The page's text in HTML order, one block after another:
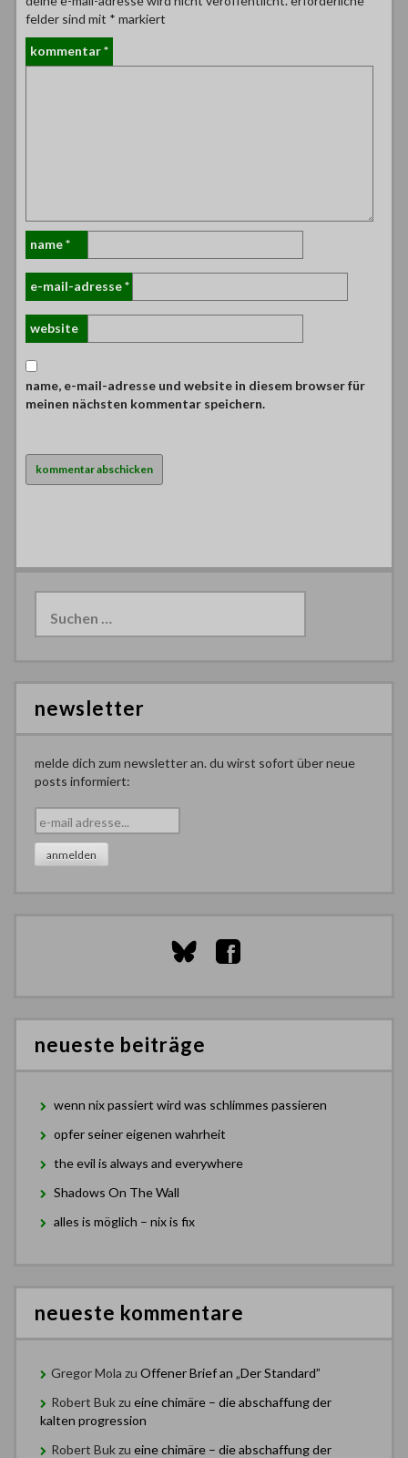
felder sind mit * markiert
kommentar*
name*
e-mail-adresse*
website
name, e-mail-adresse und website in diesem browser für
meinen nächsten kommentar speichern.
newsletter
melde dich zum newsletter an. du wirst sofort über neue
posts informiert:
neueste beiträge
wenn nix passiert wird was schlimmes passieren
opfer seiner eigenen wahrheit
the evil is always and everywhere
Shadows On The Wall
alles is möglich – nix is fix
neueste kommentare
Gregor Mola zu Offener Brief an „Der Standard”
Robert Bukzu eine chimäre – die abschaffung der
kalten progression
Robert Bukzu eine chimäre – die abschaffung der